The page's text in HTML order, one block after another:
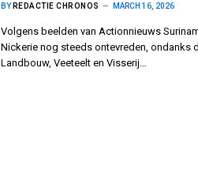
BY REDACTIE CHRONOS MARCH 16, 2026
Volgens beelden van Actionnieuws
Nickerie nog steeds ontevreden, ondanks
Landbouw, Veeteelt en Visserij…